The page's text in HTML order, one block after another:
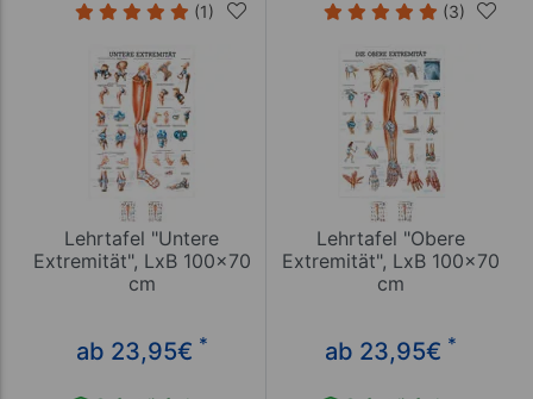
(1)
Lehrtafel "Untere
Extremität", LxB 100x70
cm
ab 23,95€ *
(3)
Lehrtafel "Obere
Extremität", LxB 100x70
cm
ab 23,95€ *